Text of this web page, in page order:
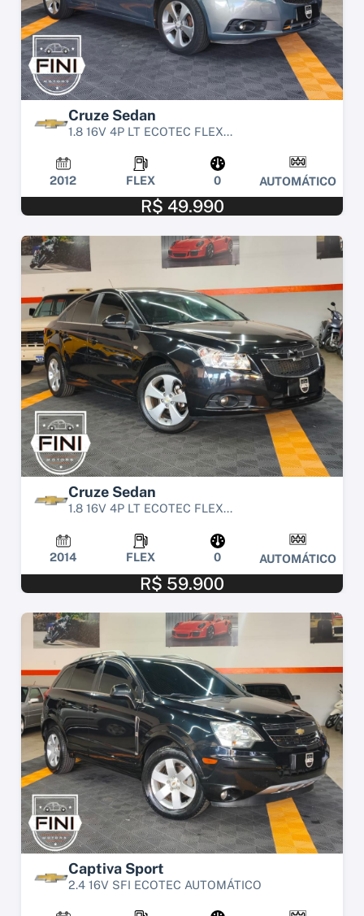
Cruze Sedan
1.8 16V 4P LT ECOTEC FLEX...
2012 FLEX 0 AUTOMÁTICO
R$ 49.990
Cruze Sedan
1.8 16V 4P LT ECOTEC FLEX...
2014 FLEX 0 AUTOMÁTICO
R$ 59.900
Captiva Sport
2.4 16V SFI ECOTEC AUTOMÁTICO